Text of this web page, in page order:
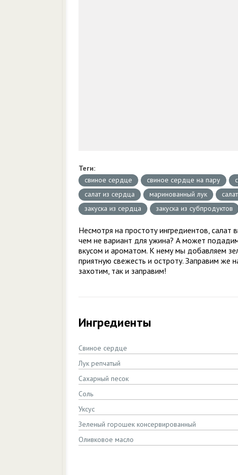
Теги:
свиное сердце
свиное сердце на пару
салат из сердца
маринованный лук
закуска из сердца
закуска из субпродуктов
Несмотря на простоту ингредиентов,
чем не вариант для ужина? А может
вкусом и ароматом. К нему мы добавляем
приятную свежесть и остроту. Заправим же
захотим, так и заправим!
Ингредиенты
Свиное сердце
Лук репчатый
Сахарный песок
Соль
Уксус
Зеленый горошек консервированный
Оливковое масло